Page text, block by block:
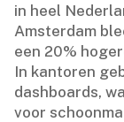
in heel
Amsterdam
een 20%
In kantoren
dashboards,
voor